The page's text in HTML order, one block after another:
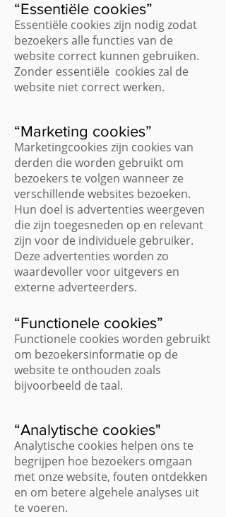
“Essentiële cookies”
Essentiële cookies zijn nodig zodat
bezoekers alle functies van de
website correct kunnen gebruiken.
Zonder essentiële cookies zal de
website niet correct werken.
“Marketing cookies”
Marketingcookies zijn cookies van
derden die worden gebruikt om
bezoekers te volgen wanneer ze
verschillende websites bezoeken.
Hun doel is advertenties weergeven
die zijn toegesneden op en relevant
zijn voor de individuele gebruiker.
Deze advertenties worden zo
waardevoller voor uitgevers en
externe adverteerders.
“Functionele cookies”
Functionele cookies worden gebruikt
om bezoekersinformatie op de
website te onthouden zoals
bijvoorbeeld de taal.
“Analytische cookies"
Analytische cookies helpen ons te
begrijpen hoe bezoekers omgaan
met onze website, fouten ontdekken
en om betere algehele analyses uit
te voeren.